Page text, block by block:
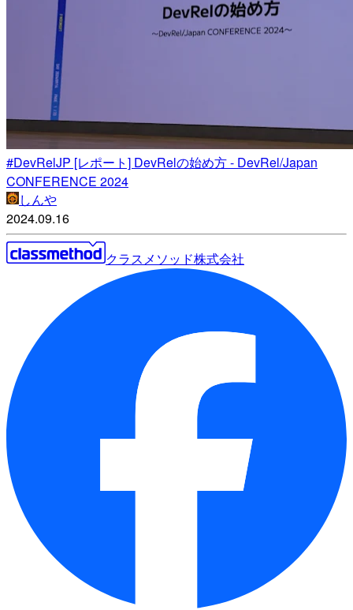
#DevRelJP [レポート] DevRelの始め方 - DevRel/Japan
CONFERENCE 2024
しんや
2024.09.16
クラスメソッド株式会社